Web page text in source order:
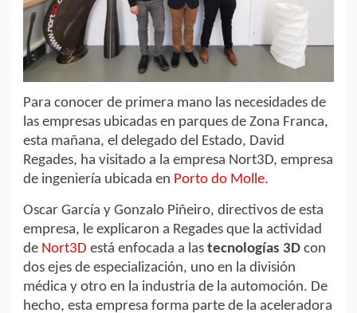
Para conocer de primera mano las necesidades de
las empresas ubicadas en parques de Zona Franca,
esta mañana, el delegado del Estado, David
Regades, ha visitado a la empresa Nort3D, empresa
de ingeniería ubicada en Porto do Molle.
Oscar García y Gonzalo Piñeiro, directivos de esta
empresa, le explicaron a Regades que la actividad
de Nort3D está enfocada a las tecnologías 3D con
dos ejes de especialización, uno en la división
médica y otro en la industria de la automoción. De
hecho, esta empresa forma parte de la aceleradora